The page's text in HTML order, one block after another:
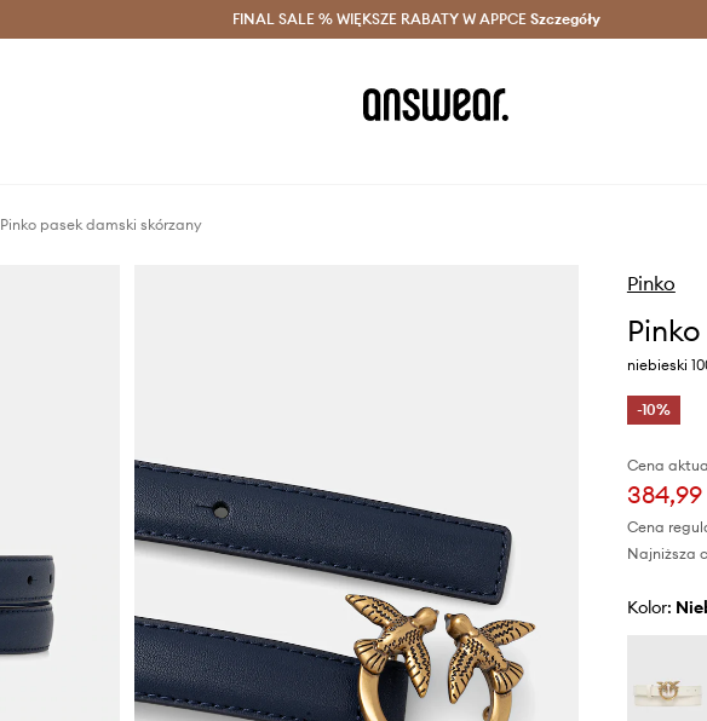
Oszczędzaj z Answear Club > Dostawa nawet w 24h >
FINAL SALE % WIĘKSZE RABATY W APPCE Szczegóły
Pinko pasek damski skórzany
Pinko
niebieski
-10%
Cena
384,99
Cena
Najniższa
Kolor: